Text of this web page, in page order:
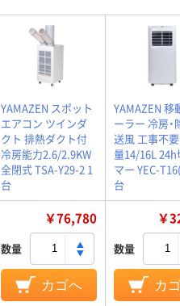
YAMAZEN スポット
エアコン ツインダ
クト 排熱ダクト付
冷房能力2.6/2.9KW
全閉式 TSA-Y29-2 1
台
YAMAZEN 移
ーラー 冷房・
送風 工事不
量14/16L 24h
マー YEC-
台
￥76,780
数量
カゴへ
￥
数量
カ